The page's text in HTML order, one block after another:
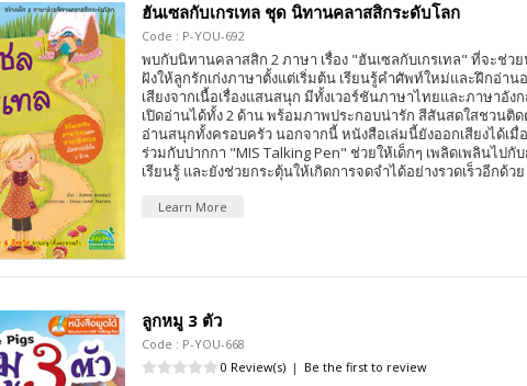
ฮันเซลกับเกรเทล ชุด นิทานคลาสสิกระดับโลก
Code : P-YOU-692
พบกับนิทานคลาสสิก 2 ภาษา เรื่อง "ฮันเซลกับเกรเทล" ที่จะช่ว
ฝังให้ลูกรักเก่งภาษาตั้งแต่เริ่มต้น เรียนรู้คำศัพท์ใหม่และฝึกอ่าน
เสียงจากเนื้อเรื่องแสนสนุก มีทั้งเวอร์ชันภาษาไทยและภาษาอัง
เปิดอ่านได้ทั้ง 2 ด้าน พร้อมภาพประกอบน่ารัก สีสันสดใสชวนติ
อ่านสนุกทั้งครอบครัว นอกจากนี้ หนังสือเล่มนี้ยังออกเสียงได้เมื่
ร่วมกับปากกา "MIS Talking Pen" ช่วยให้เด็กๆ เพลิดเพลินไปกั
เรียนรู้ และยังช่วยกระตุ้นให้เกิดการจดจำได้อย่างรวดเร็วอีกด้วย
Learn More
ลูกหมู 3 ตัว
Code : P-YOU-668
0 Review(s) | Be the first to review